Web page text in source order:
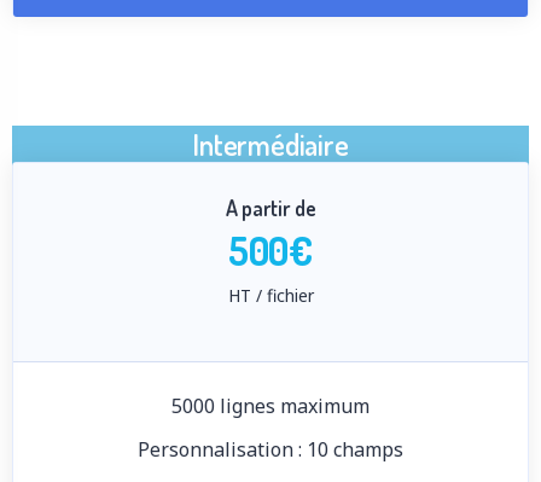
Intermédiaire
A partir de
500€
HT / fichier
5000 lignes maximum
Personnalisation : 10 champs